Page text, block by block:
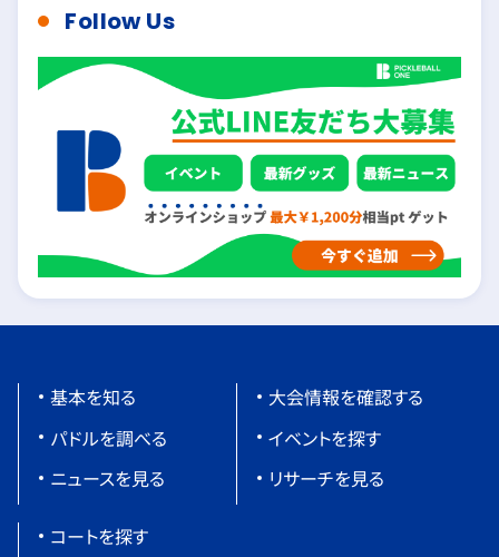
Follow Us
基本を知る
パドルを調べる
ニュースを見る
大会情報を確認する
イベントを探す
リサーチを見る
コートを探す